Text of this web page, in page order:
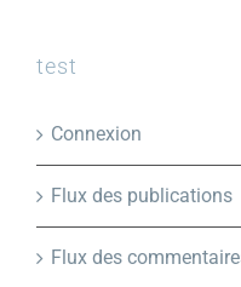
test
Connexion
Flux des publications
Flux des